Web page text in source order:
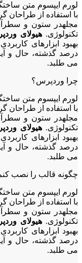
لورم ایپسوم متن
با استفاده از طراحان
مجلهدر ستون و
تکنولوژی. هیولای
بهبود ابزارهای
درصد گذشته، حال و
می طلبد.
چرا وردپرس؟
لورم ایپسوم متن
با استفاده از طراحان
مجلهدر ستون و
تکنولوژی. هیولای
بهبود ابزارهای
درصد گذشته، حال و
می طلبد.
چگونه قالب را نصب
لورم ایپسوم متن
با استفاده از طراحان
مجلهدر ستون و
تکنولوژی. هیولای
بهبود ابزارهای
درصد گذشته، حال و
می طلبد.